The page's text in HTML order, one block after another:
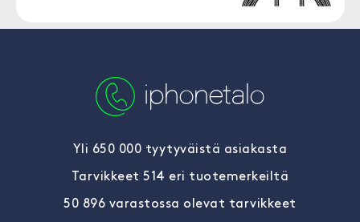
Yli 650 000 tyytyväistä asiakasta
Tarvikkeet 514 eri tuotemerkeiltä
50 896 varastossa olevat tarvikkeet